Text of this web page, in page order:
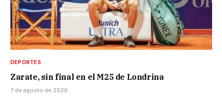
DEPORTES
Zarate, sin final en el M25 de Londrina
7 de agosto de 2026